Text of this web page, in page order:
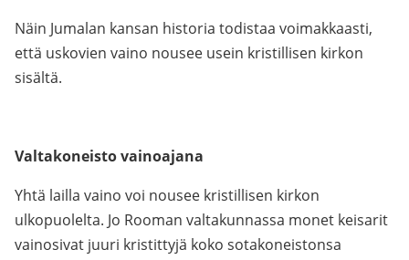
Näin Jumalan kansan historia todistaa voimakkaasti,
että uskovien vaino nousee usein kristillisen kirkon
sisältä.
Valtakoneisto vainoajana
Yhtä lailla vaino voi nousee kristillisen kirkon
ulkopuolelta. Jo Rooman valtakunnassa monet keisarit
vainosivat juuri kristittyjä koko sotakoneistonsa